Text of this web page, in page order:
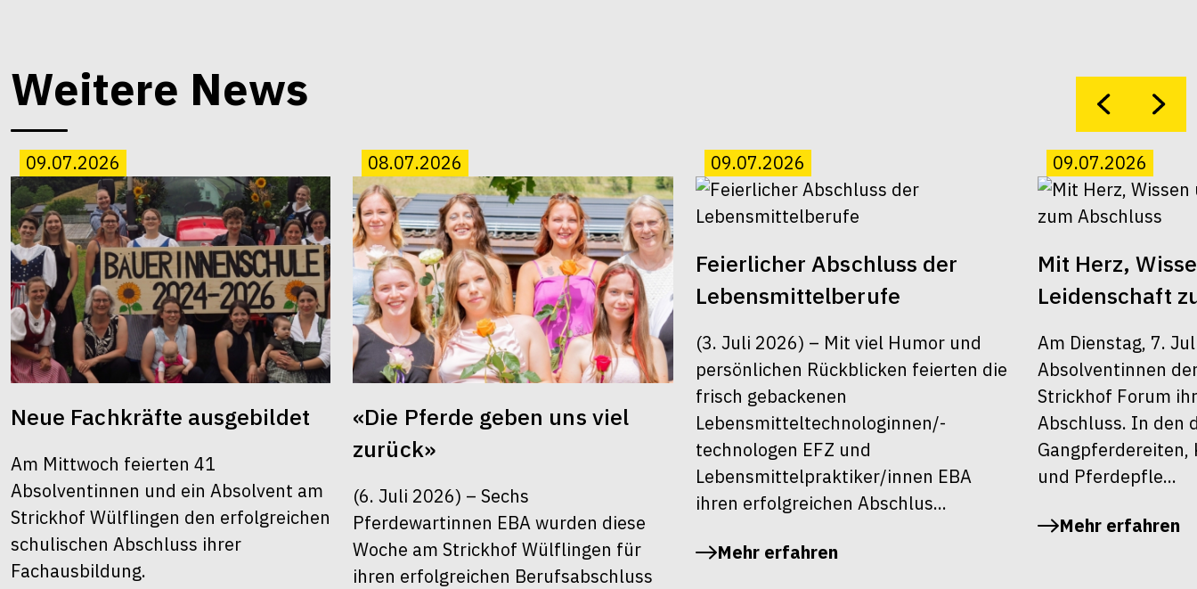
Weitere News
09.07.2026
Neue Fachkräfte ausgebildet
Am Mittwoch feierten 41
Absolventinnen und ein Absolvent am
Strickhof Wülflingen den erfolgreichen
schulischen Abschluss ihrer
Fachausbildung.
08.07.2026
«Die Pferde geben uns viel
zurück»
(6. Juli 2026) – Sechs
Pferdewartinnen EBA wurden diese
Woche am Strickhof Wülflingen für
ihren erfolgreichen Berufsabschluss
09.07.2026
Feierlicher Abschluss der
Lebensmittelberufe
(3. Juli 2026) – Mit viel Humor und
persönlichen Rückblicken feierten die
frisch gebackenen
Lebensmitteltechnologinnen/-
technologen EFZ und
Lebensmittelpraktiker/innen EBA
ihren erfolgreichen Abschlus...
Mehr erfahren
09.07.2026
Mit Herz,
Leidenschaft
Am Dienstag, 7.
Absolventinnen
Strickhof Forum
Abschluss. In den
Gangpferdereiten,
und Pferdepfle...
Mehr erfahren